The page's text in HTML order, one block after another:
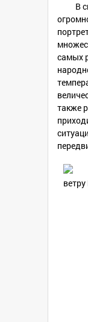
В
самых
также